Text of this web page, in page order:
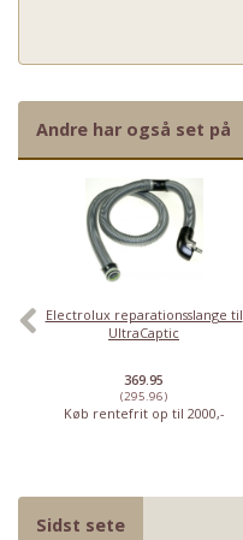
Andre har også set på
Electrolux reparationsslange til
UltraCaptic
369.95
(295.96)
Køb rentefrit op til 2000,-
Sidst sete